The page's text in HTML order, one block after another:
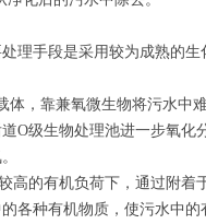
理手段是采用较为成熟的
，靠兼氧微生物将污水中
O级生物处理池进一步氧化
高的有机负荷下，通过附着
各种有机物质，使污水中